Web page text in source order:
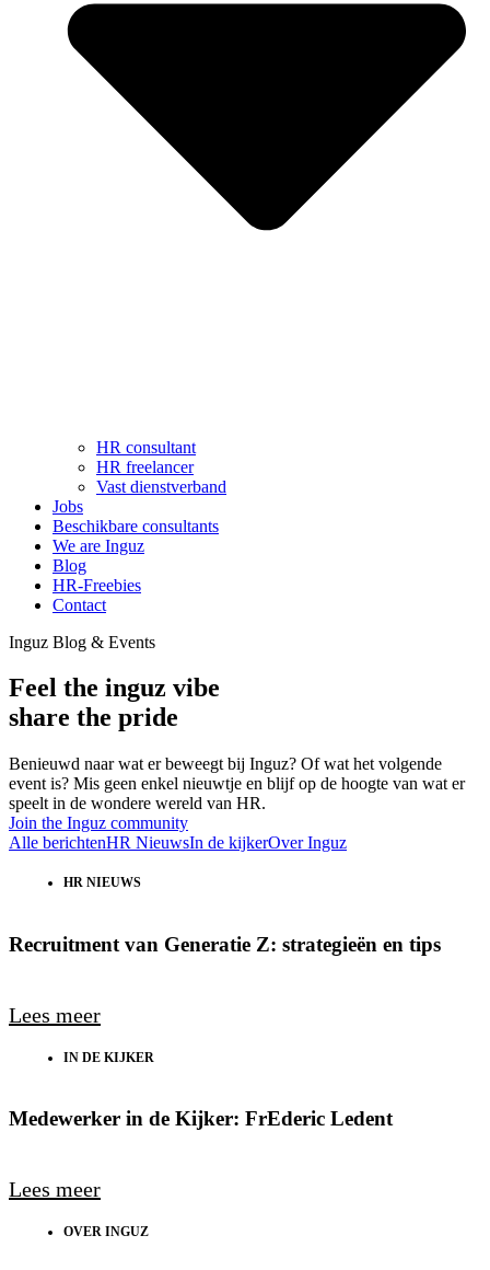
HR consultant
HR freelancer
Vast dienstverband
Jobs
Beschikbare consultants
We are Inguz
Blog
HR-Freebies
Contact
Inguz Blog & Events
Feel the inguz vibe
share the pride
Benieuwd naar wat er beweegt bij Inguz? Of wat het volgende
event is? Mis geen enkel nieuwtje en blijf op de hoogte van wat er
speelt in de wondere wereld van HR.
Join the Inguz community
Alle berichtenHR NieuwsIn de kijkerOver Inguz
HR NIEUWS
Recruitment van Generatie Z: strategieën en tips
Lees meer
IN DE KIJKER
Medewerker in de Kijker: FrEderic Ledent
Lees meer
OVER INGUZ